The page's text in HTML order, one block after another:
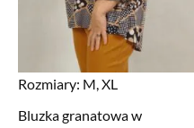
Rozmiary: M, XL
Bluzka granatowa w